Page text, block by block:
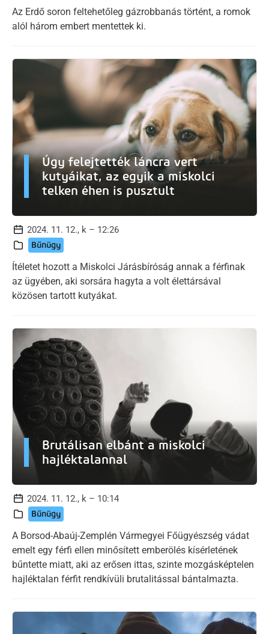
Az Erdő soron feltehetőleg gázrobbanás történt, a romok
alól három embert mentettek ki.
Úgy felejtették láncra vert
kutyáikat, az egyik a miskolci
telken éhen is pusztult
2024. 11. 12., k – 12:26
Bűnügy
Ítéletet hozott a Miskolci Járásbíróság annak a férfinak
az ügyében, aki sorsára hagyta a volt élettársával
közösen tartott kutyákat.
Brutálisan elbánt a miskolci
hajléktalannal
2024. 11. 12., k – 10:14
Bűnügy
A Borsod-Abaúj-Zemplén Vármegyei Főügyészség vádat
emelt egy férfi ellen minősített emberölés kísérletének
bűntette miatt, aki az erősen ittas, szinte mozgásképtelen
hajléktalan férfit rendkívüli brutalitással bántalmazta.